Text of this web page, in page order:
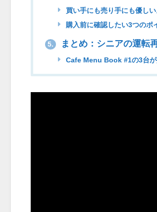
買い手にも売り手にも優し
購入前に確認したい3つのポ
5. まとめ：シニアの運転
Cafe Menu Book #1の3台が